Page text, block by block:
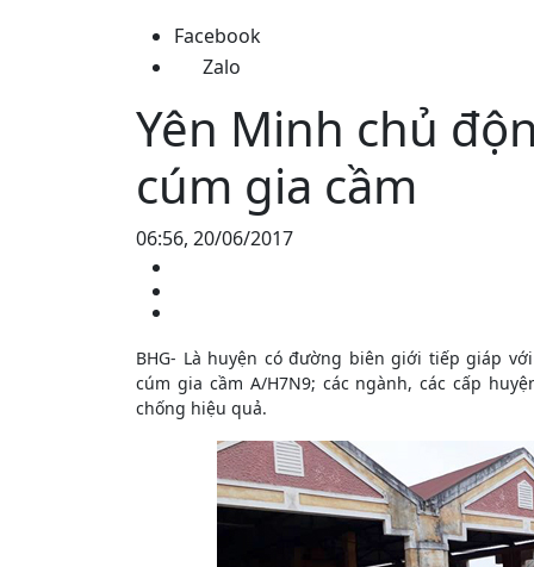
Facebook
Zalo
Yên Minh chủ
cúm gia cầm
06:56, 20/06/2017
BHG- Là huyện có đường biên giới tiếp giáp
cúm gia cầm A/H7N9; các ngành, các cấp
chống hiệu quả.